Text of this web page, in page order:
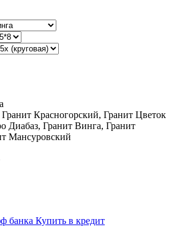
Красногорский, Гранит Цветок
Диабаз, Гранит Винга, Гранит
Мансуровский
Купить в кредит